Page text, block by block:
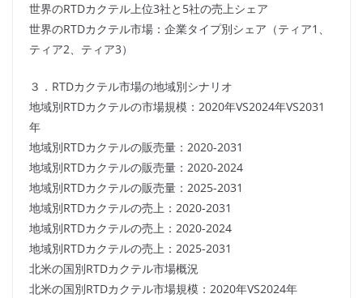
世界のRTDカクテル上位3社と5社の売上シェア
世界のRTDカクテル市場：企業タイプ別シェア（ティア1、
ティア2、ティア3）
３．RTDカクテル市場の地域別シナリオ
地域別RTDカクテルの市場規模：2020年VS2024年VS2031
年
地域別RTDカクテルの販売量：2020-2031
地域別RTDカクテルの販売量：2020-2024
地域別RTDカクテルの販売量：2025-2031
地域別RTDカクテルの売上：2020-2031
地域別RTDカクテルの売上：2020-2024
地域別RTDカクテルの売上：2025-2031
北米の国別RTDカクテル市場概況
北米の国別RTDカクテル市場規模：2020年VS2024年